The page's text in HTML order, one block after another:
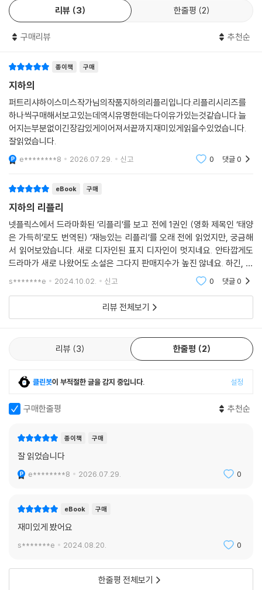
프를 찾아 먼 길에 나선 이유는 현재의 삶에서 벗어나는 일이 절실했기 때
문이다. 리플리는 이탈리아에서 만난 디키에 매료된다. 리플리와 비교해
디키는 모든 것을 가진 사람이다. 많은 돈, 멋진 외모, 아름다운 여자친구까
한 현재의 삶을 벗어나 ‘내가 아닌 누군가’, 즉 디키의 삶을 가로채려 한다.
시리즈 속에서 톰 리플리는 ‘자기방어’가 최우선이며, 그래서 살아남는다.
리플리가 다양한 방식으로 저질렀던 살인들은 노력의 가치를 알지 못하는
어리석고 불친절한 사람들, 세계를 향한 자신의 심미안을 이해하지 못하는
고지식한 이들에 대한 복수였다. 무엇보다 외부로부터 끝없이 가해지는 공
격 속에서 리플리가 진심으로 지키고 싶어 하는 건 가족의 인정, 타인의 평
가, 개인의 양심 같은 거대한 기준이 아니다. 그는 아내 엘로이즈와 가구,
유물을 집약하는 ‘집’이라는 공간이 중요하다. 디키를 죽인 다음 리플리가
가장 먼저 한 일은 로마에 아파트를 구입한 것이다. 그는 그 아파트를 자신
퍼트리샤 하이스미스는 『재능 있는 리플리』를 집필하던 1955년에 남긴
메모에서 “리플리가 글을 쓰는 것 같았다.”라고 적으며 자신이 “약간 사이
코패스적인 면이 있다.”라고 고백했다. 하이스미스의 전기 작가인 조안 쉔
카는 그의 소설이 “독자를 도덕적 상대성, 전이 가능한 죄책감, 불안정한
정체성의 소용돌이 속으로 빨아들인다.”라고 말했는데, 이는 리플리 캐릭
터, 나아가 하이스미스 본인에 대한 설명으로도 읽힌다. 20세기 문학사상
난 지금 유럽에서 도스토옙스키, 콘래드, 카프카, 지드, 카뮈 같은 위대한
심리소설 작가의 반열에 올랐다. 2008년에는 『타임스』 선정 역대 최고의
하이스미스의 대표작이자 범죄소설의 고전으로 평가받는 리플리 시리즈
를 하이스미스 탄생 100주년(2021년)을 기념하며 새로운 번역과 디자인
심리 묘사를 살리는 데 중점을 두었으며, 당시 시대적 배경에 대한 지식이
필요한 경우에는 상세한 각주를 달아 독자의 이해를 도왔다. 또한 김용언
『미스테리아』 편집장의 심도 깊은 해설을 함께 실었고, 그래픽 디자인 스
거짓말을 진실로 믿는 사람들, ‘리플리 증후군’
말과 행동을 일삼는 반사회적 인격 장애를 ‘리플리 증후군’이라고 한다. ‘리
플리 병’ 또는 ‘리플리 효과’라고도 불리는 이 증상은 공식적인 질환이 아님
리뷰 3 한줄평 2
구매리뷰 추천순
종이책 구매
지하의
퍼트리샤하이스미스작가님의작품지하의리플리입니다.리플리시리즈를
하나씩구매해서보고있는데역시유명한데는다이유가있는것같습니다.늘
어지는부분없이긴장감있게이어져서끝까지재미있게읽을수있었습니다.
잘읽었습니다.
e********8 2026.07.29. 신고 0 댓글0
eBook 구매
지하의 리플리
넷플릭스에서 드라마화된 ‘리플리’를 보고 전에 1권인 (영화 제목인 ‘태양
은 가득히’로도 번역된) ‘재능있는 리플리’를 오래 전에 읽었지만, 궁금해
서 읽어보았습니다. 새로 디자인된 표지 디자인이 멋지네요. 안타깝게도
드라마가 새로 나왔어도 소설은 그다지 판매지수가 높진 않네요. 하긴, 아
무리 sns에서 소설이 재미있다고 화제되거나 해도 실제로 판매지수가 높
s*******e 2024.10.02. 신고 0 댓글0
리뷰 전체보기
리뷰 3 한줄평 2
클린봇이 부적절한 글을 감지 중입니다. 설정
구매한줄평 추천순
종이책 구매
잘 읽었습니다
e********8 2026.07.29. 0
eBook 구매
재미있게 봤어요
s*******e 2024.08.20. 0
한줄평 전체보기